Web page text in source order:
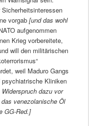
vorgab [und das wohl
aufgenommen
Krieg vorbereitete,
will den militärischen
weil Maduro Gangs
Kliniken
dazu vor
venezolanische Öl
GG-Red.]